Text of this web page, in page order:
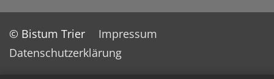
© Bistum Trier
Impressum
Datenschutzerklärung